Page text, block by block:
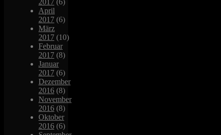
April
2017 (6)
März
2017 (10)
Februar
2017 (8)
Januar
2017 (6)
Dezember
2016 (8)
November
2016 (8)
Oktober
2016 (6)